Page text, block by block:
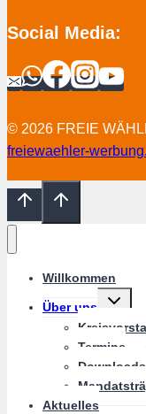
Social Media:
© 2026 FREIE
freiewaehler-
Willkommen
Über uns
Termine
Downloads
Aktuelles